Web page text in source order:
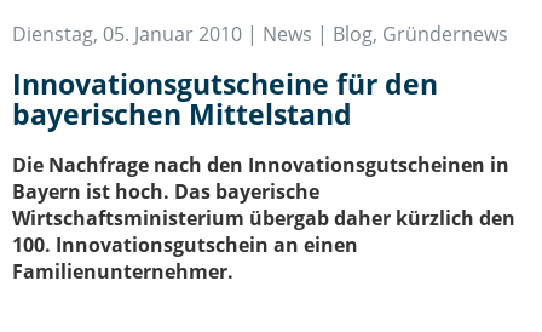
Start-Up Augsburg
Dienstag, 05. Januar 2010 | News | Blog, Gründernews
Innovationsgutscheine für den
bayerischen Mittelstand
Die Nachfrage nach den Innovationsgutscheinen in
Bayern ist hoch. Das bayerische
Wirtschaftsministerium übergab daher kürzlich den
100. Innovationsgutschein an einen
Familienunternehmer.